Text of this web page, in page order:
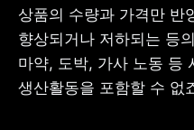
상품의 수량과 가격만 반
향상되거나 저하되는 등
마약, 도박, 가사 노동 등
생산활동을 포함할 수 없